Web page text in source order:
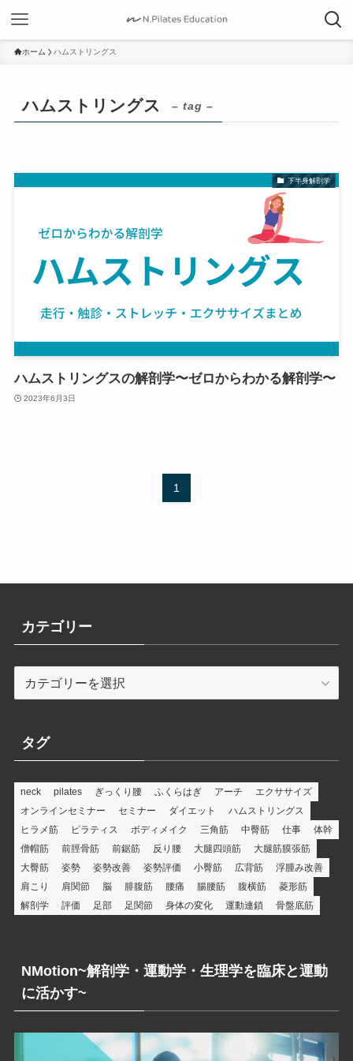
ホーム ハムストリングス
ハムストリングス – tag –
下半身解剖学
ハムストリングスの解剖学〜ゼロからわかる解剖学〜
2023年6月3日
1
カテゴリー
テ
ー
タグ
neck pilates ぎっくり腰 ふくらはぎ アーチ
エクササイズ
オンラインセミナー
セミナー ダイエット
ハムストリングス
ヒラメ筋
ピラティス ボディメイク 三角筋 中臀筋 仕事
体幹
僧帽筋
前脛骨筋 前鋸筋 反り腰 大腿四頭筋
大腿筋膜張筋
大臀筋
姿勢 姿勢改善 姿勢評価 小臀筋 広背筋
浮腫み改善
肩こり
肩関節 脳 腓腹筋 腰痛 腸腰筋 腹横筋
菱形筋
解剖学
評価 足部 足関節 身体の変化 運動連鎖 骨盤底筋
NMotion~解剖学・運動学・生理学を臨床と運動
に活かす~